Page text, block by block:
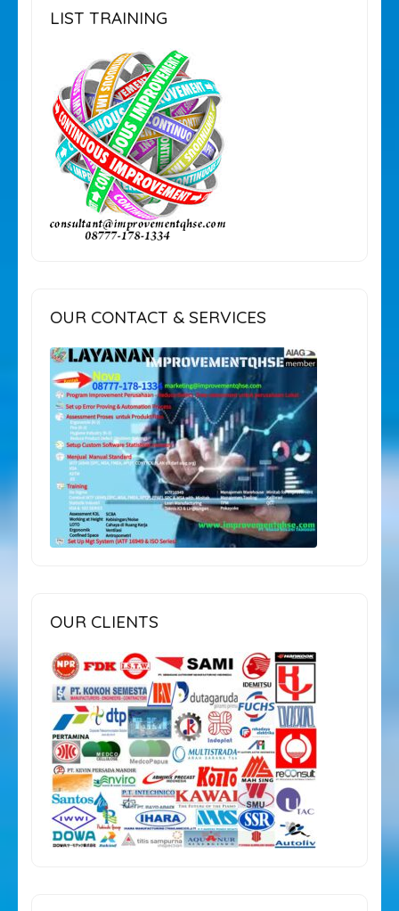
LIST TRAINING
OUR CONTACT & SERVICES
OUR CLIENTS